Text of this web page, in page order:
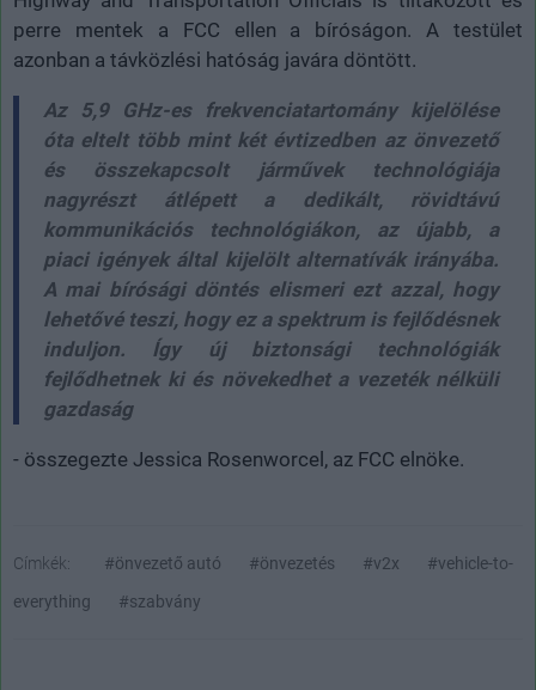
perre mentek a FCC ellen a bíróságon. A testület
azonban a távközlési hatóság javára döntött.
Az 5,9 GHz-es frekvenciatartomány kijelölése
óta eltelt több mint két évtizedben az önvezető
és összekapcsolt járművek technológiája
nagyrészt átlépett a dedikált, rövidtávú
kommunikációs technológiákon, az újabb, a
piaci igények által kijelölt alternatívák irányába.
A mai bírósági döntés elismeri ezt azzal, hogy
lehetővé teszi, hogy ez a spektrum is fejlődésnek
induljon. Így új biztonsági technológiák
fejlődhetnek ki és növekedhet a vezeték nélküli
gazdaság
- összegezte Jessica Rosenworcel, az FCC elnöke.
Címkék: #önvezető autó #önvezetés #v2x
#vehicle-to-
everything
#szabvány